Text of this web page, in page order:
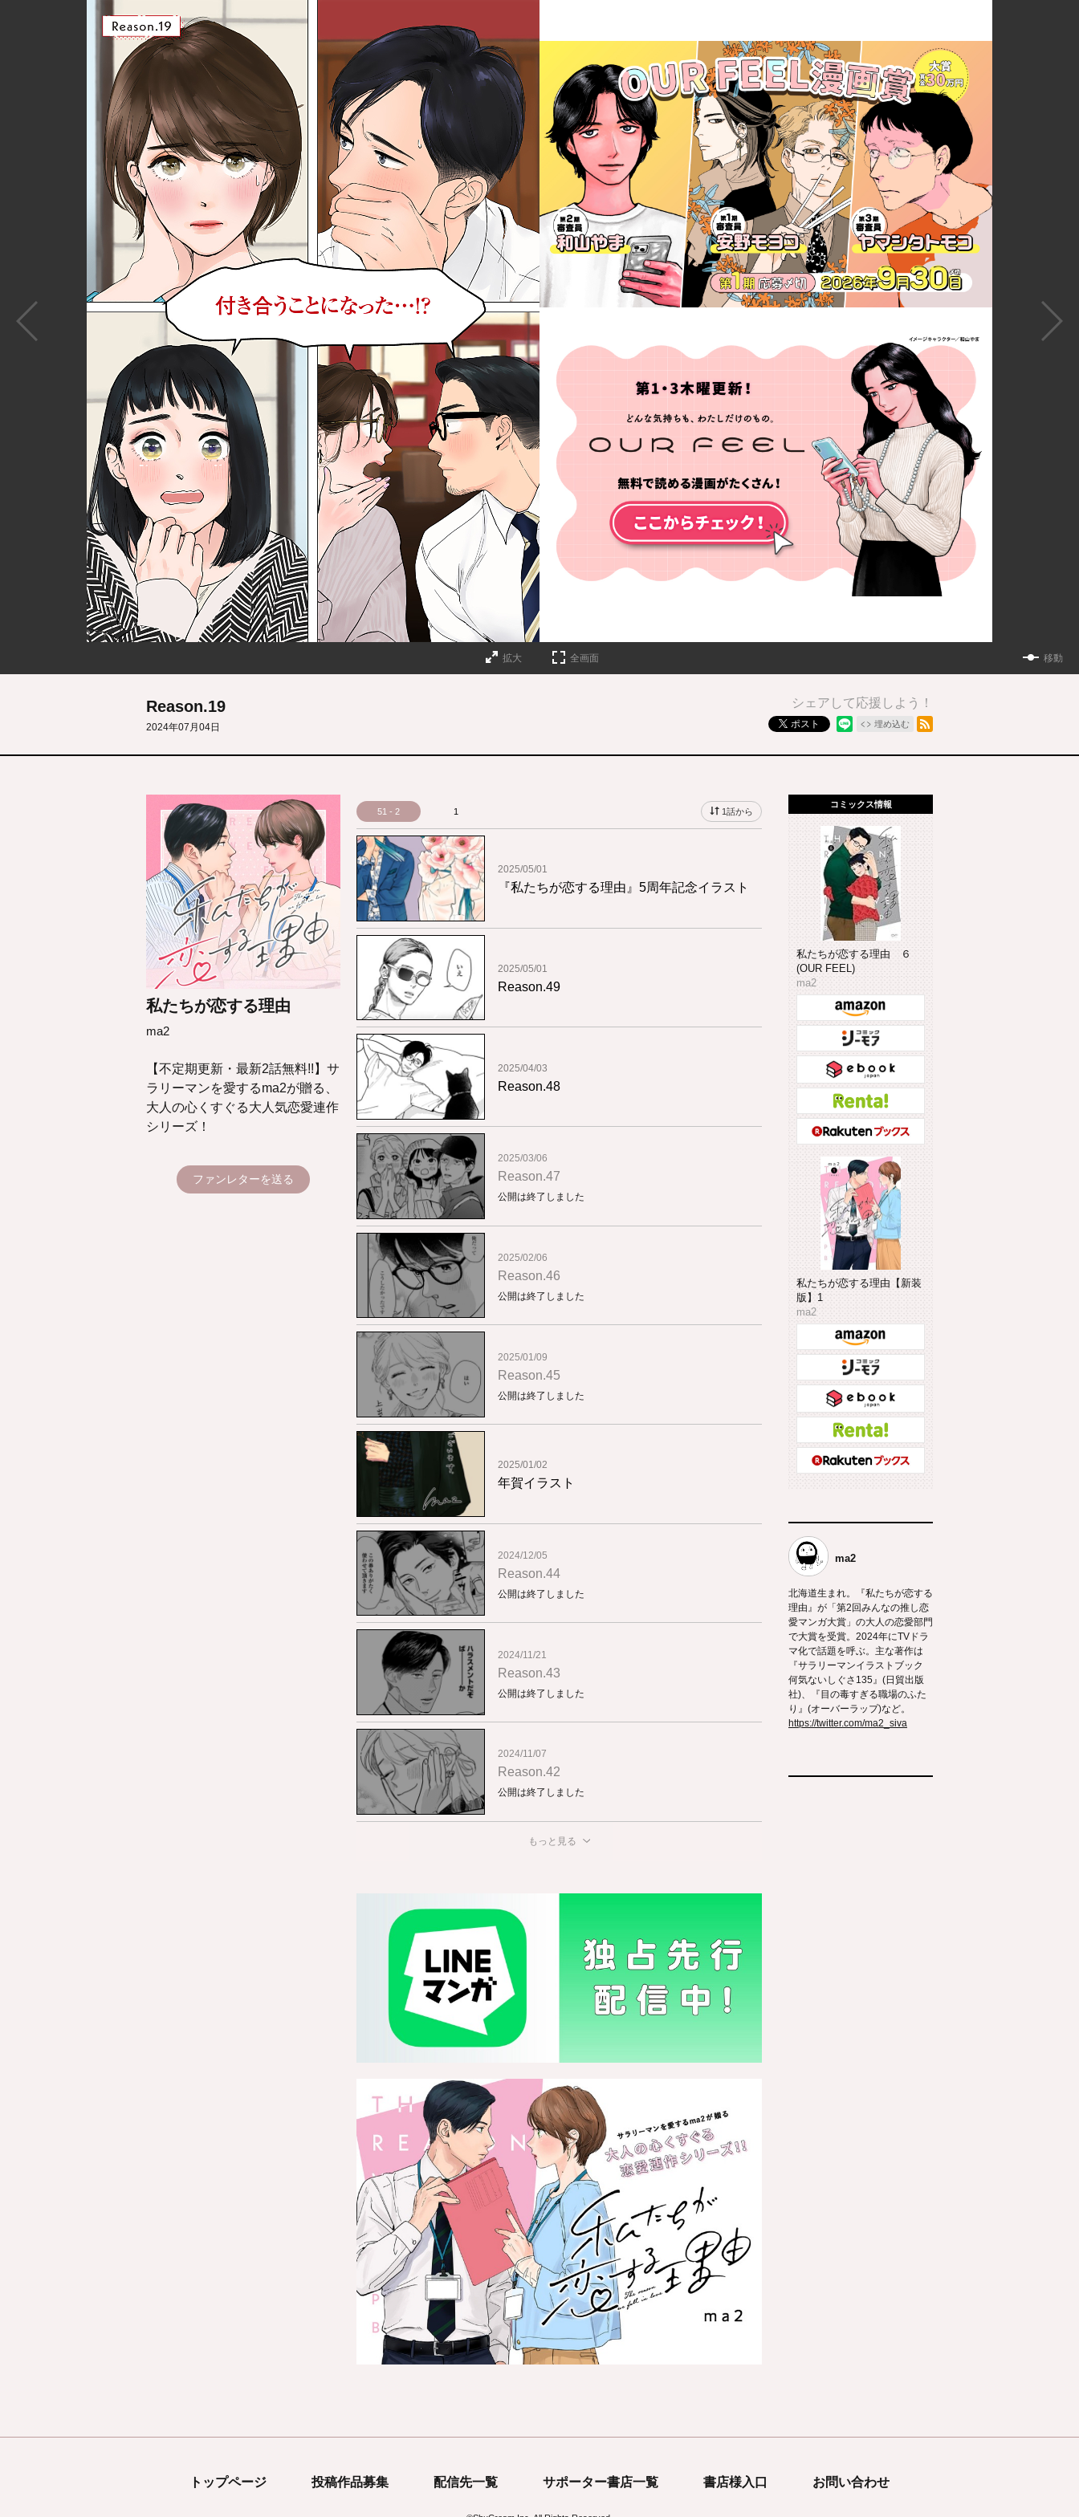
拡大 全画面 移動
Reason.19
2024年07月04日
シェアして応援しよう！
ポスト 埋め込む
私たちが恋する理由
ma2
【不定期更新・最新2話無料!!】サ
ラリーマンを愛するma2が贈る、
大人の心くすぐる大人気恋愛連作
シリーズ！
ファンレターを送る
51 - 2 1 1話から
2025/05/01
『私たちが恋する理由』5周年記念イラスト
2025/05/01
Reason.49
2025/04/03
Reason.48
2025/03/06
Reason.47
公開は終了しました
2025/02/06
Reason.46
公開は終了しました
2025/01/09
Reason.45
公開は終了しました
2025/01/02
年賀イラスト
2024/12/05
Reason.44
公開は終了しました
2024/11/21
Reason.43
公開は終了しました
2024/11/07
Reason.42
公開は終了しました
もっと見る
コミックス情報
私たちが恋する理由 ６
(OUR FEEL)
ma2
私たちが恋する理由【新装
版】1
ma2
ma2
北海道生まれ。『私たちが恋する
理由』が「第2回みんなの推し恋
愛マンガ大賞」の大人の恋愛部門
で大賞を受賞。2024年にTVドラ
マ化で話題を呼ぶ。主な著作は
『サラリーマンイラストブック
何気ないしぐさ135』(日貿出版
社)、『目の毒すぎる職場のふた
り』(オーバーラップ)など。
https://twitter.com/ma2_siva
トップページ 投稿作品募集 配信先一覧 サポーター書店一覧 書店様入口 お問い合わせ